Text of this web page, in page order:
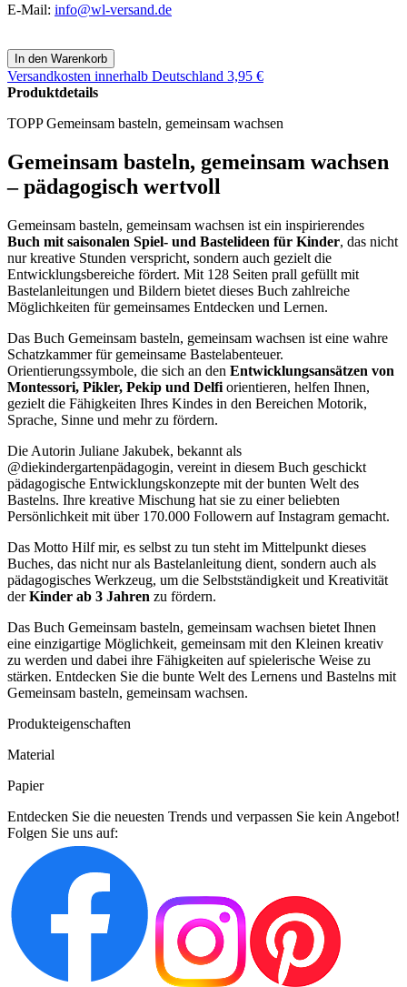
E-Mail: info@wl-versand.de
Versandkosten innerhalb Deutschland 3,95 €
Produktdetails
TOPP Gemeinsam basteln, gemeinsam wachsen
Gemeinsam basteln, gemeinsam wachsen
– pädagogisch wertvoll
Gemeinsam basteln, gemeinsam wachsen ist ein inspirierendes
Buch mit saisonalen Spiel- und Bastelideen für Kinder, das nicht
nur kreative Stunden verspricht, sondern auch gezielt die
Entwicklungsbereiche fördert. Mit 128 Seiten prall gefüllt mit
Bastelanleitungen und Bildern bietet dieses Buch zahlreiche
Möglichkeiten für gemeinsames Entdecken und Lernen.
Das Buch Gemeinsam basteln, gemeinsam wachsen ist eine wahre
Schatzkammer für gemeinsame Bastelabenteuer.
Orientierungssymbole, die sich an den Entwicklungsansätzen von
Montessori, Pikler, Pekip und Delfi orientieren, helfen Ihnen,
gezielt die Fähigkeiten Ihres Kindes in den Bereichen Motorik,
Sprache, Sinne und mehr zu fördern.
Die Autorin Juliane Jakubek, bekannt als
@diekindergartenpädagogin, vereint in diesem Buch geschickt
pädagogische Entwicklungskonzepte mit der bunten Welt des
Bastelns. Ihre kreative Mischung hat sie zu einer beliebten
Persönlichkeit mit über 170.000 Followern auf Instagram gemacht.
Das Motto Hilf mir, es selbst zu tun steht im Mittelpunkt dieses
Buches, das nicht nur als Bastelanleitung dient, sondern auch als
pädagogisches Werkzeug, um die Selbstständigkeit und Kreativität
derKinder ab 3 Jahren zu fördern.
Das Buch Gemeinsam basteln, gemeinsam wachsen bietet Ihnen
eine einzigartige Möglichkeit, gemeinsam mit den Kleinen kreativ
zu werden und dabei ihre Fähigkeiten auf spielerische Weise zu
stärken. Entdecken Sie die bunte Welt des Lernens und Bastelns mit
Gemeinsam basteln, gemeinsam wachsen.
Produkteigenschaften
Material
Papier
Entdecken Sie die neuesten Trends und verpassen Sie kein Angebot!
Folgen Sie uns auf: